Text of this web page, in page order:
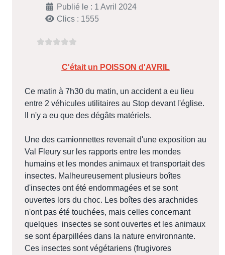
Publié le : 1 Avril 2024
Clics : 1555
C'était un POISSON d'AVRIL
Ce matin à 7h30 du matin, un accident a eu lieu
entre 2 véhicules utilitaires au Stop devant l'église.
Il n'y a eu que des dégâts matériels.
Une des camionnettes revenait d'une exposition au
Val Fleury sur les rapports entre les mondes
humains et les mondes animaux et transportait des
insectes. Malheureusement plusieurs boîtes
d'insectes ont été endommagées et se sont
ouvertes lors du choc. Les boîtes des arachnides
n'ont pas été touchées, mais celles concernant
quelques insectes se sont ouvertes et les animaux
se sont éparpillées dans la nature environnante.
Ces insectes sont végétariens (frugivores